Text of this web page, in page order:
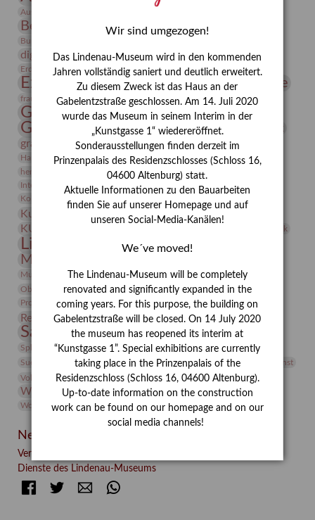
Ausstellung „Vier Winde“
Bernhard August von Lindenau
Burg Posterstein
digitallabor Entartete Kunst
Enteignung
Erdmann Julius Dietrich
Erlebnisportal estrusker Exlibris
Expressionismus Festrede Florenz Fotografie
frauen Frauen in der Antike und heute
Gerhard-Altenbourg-Preis
Gerhard Altenbourg
Gerhard Kurt Müller
grafische sammlung griechische Mythologie
Hanns-Conon von der Gabelentz Heinrich Kirchhoff Heldinnen
herman de vries Humboldt
Insekten
Integriertes Schädlingsmanagement
Jahresempfang
Kolosseum
Kunst
Kunstmuseum Kunstvermittlung Kunst von Kühl
KUNSTWAND Künstler Lehmbruck
Lindenau-Museum Marstall
Museumsgeschichte
Museumspädagogik Mäzen Napoleon Natur
Neue Remise
Objekt im Fokus
Paul Klee Peter Schnürpel Phelloplastik
Pohlhof
Provenienz
Provenienzforschung
Restaurierung Restitution Rudi Lesser Ruth Wolf-Rehfeld
Sammlung Samstagszeichner Skulptur
Sonderausstellung
Sphinx
studio Studio Bildende Kunst
studioDIGITAL
Suermondt-Ludwig-Museum
Vermittlung Video
Videokunst
Volontariat
Walter Rheiner Weihnachten Werefkin
Werkbetrachtung Winter Wissenschaft
Wolf and Dog
Wolf und Hund
Zirkuswoche
Neueste Beiträge
Verschenkt, verkauft, vergessen? – Kunstdetektivinnen im
Dienste des Lindenau-Museums
FacebookTwitter E-mail
Wir sind umgezogen!
Das Lindenau-Museum wird in den kommenden
Jahren vollständig saniert und deutlich erweitert.
Zu diesem Zweck ist das Haus an der
Gabelentzstraße geschlossen. Am 14. Juli 2020
wurde das Museum in seinem Interim in der
„Kunstgasse 1“ wiedereröffnet.
Sonderausstellungen finden derzeit im
Prinzenpalais des Residenzschlosses (Schloss 16,
04600 Altenburg) statt.
Aktuelle Informationen zu den Bauarbeiten
finden Sie auf unserer Homepage und auf
unseren Social-Media-Kanälen!
We´ve moved!
The Lindenau-Museum will be completely
renovated and significantly expanded in the
coming years. For this purpose, the building on
Gabelentzstraße will be closed. On 14 July 2020
the museum has reopened its interim at
“Kunstgasse 1”. Special exhibitions are currently
taking place in the Prinzenpalais of the
Residenzschloss (Schloss 16, 04600 Altenburg).
Up-to-date information on the construction
work can be found on our homepage and on our
social media channels!